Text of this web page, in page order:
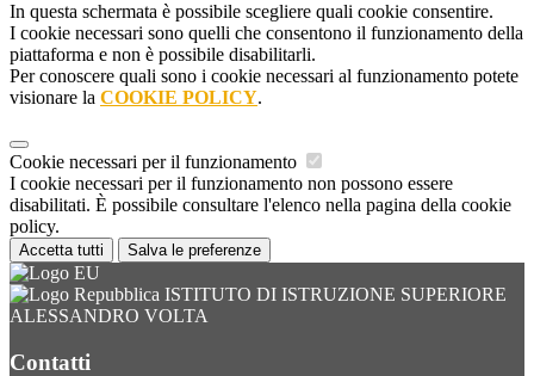
In questa schermata è possibile scegliere quali cookie consentire.
I cookie necessari sono quelli che consentono il funzionamento della
piattaforma e non è possibile disabilitarli.
Per conoscere quali sono i cookie necessari al funzionamento potete
visionare la COOKIE POLICY.
Cookie necessari per il funzionamento
I cookie necessari per il funzionamento non possono essere
disabilitati. È possibile consultare l'elenco nella pagina della cookie
policy.
Accetta tutti Salva le preferenze
ISTITUTO DI ISTRUZIONE SUPERIORE
ALESSANDRO VOLTA
Contatti